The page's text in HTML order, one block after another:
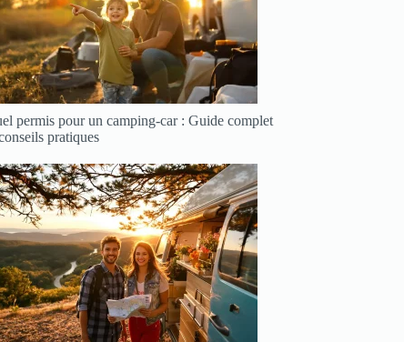
permis pour un camping-car : Guide complet
pratiques